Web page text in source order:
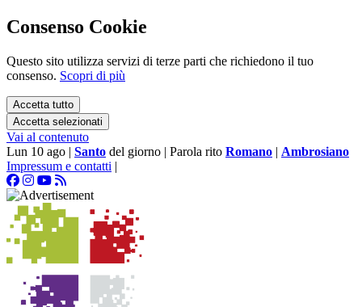
Consenso Cookie
Questo sito utilizza servizi di terze parti che richiedono il tuo
consenso. Scopri di più
Accetta tutto
Accetta selezionati
Vai al contenuto
Lun 10 ago | Santo del giorno | Parola rito Romano | Ambrosiano
Impressum e contatti |